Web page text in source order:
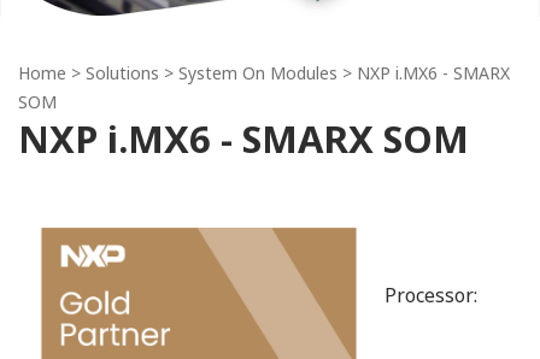
Home > Solutions > System On Modules > NXP i.MX6 - SMARX
SOM
NXP i.MX6 - SMARX SOM
Processor: